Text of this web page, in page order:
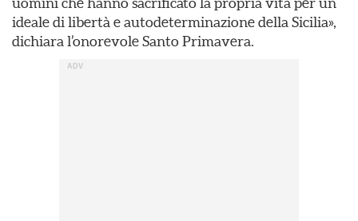
ideale di libertà e autodeterminazione della Sicilia»,
dichiara l’onorevole Santo Primavera.